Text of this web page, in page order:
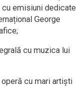
emisiuni dedicate
George
cu muzica lui
cu mari artiști